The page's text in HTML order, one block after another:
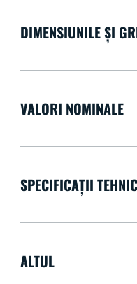
DIMENSIUNILE ȘI
VALORI NOMINALE
SPECIFICAȚII
ALTUL